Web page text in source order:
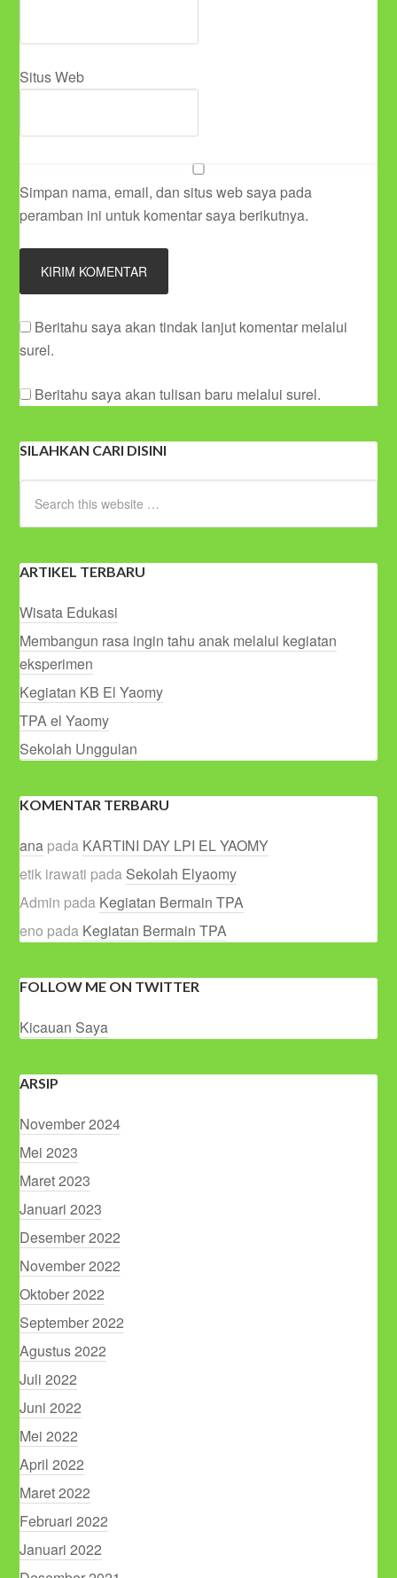
Situs Web
Simpan nama, email, dan situs web saya pada
peramban ini untuk komentar saya berikutnya.
Beritahu saya akan tindak lanjut komentar melalui
surel.
Beritahu saya akan tulisan baru melalui surel.
SILAHKAN CARI DISINI
ARTIKEL TERBARU
Wisata Edukasi
Membangun rasa ingin tahu anak melalui kegiatan
eksperimen
Kegiatan KB El Yaomy
TPA el Yaomy
Sekolah Unggulan
KOMENTAR TERBARU
ana pada KARTINI DAY LPI EL YAOMY
etik irawati pada Sekolah Elyaomy
Admin pada Kegiatan Bermain TPA
eno pada Kegiatan Bermain TPA
FOLLOW ME ON TWITTER
Kicauan Saya
ARSIP
November 2024
Mei 2023
Maret 2023
Januari 2023
Desember 2022
November 2022
Oktober 2022
September 2022
Agustus 2022
Juli 2022
Juni 2022
Mei 2022
April 2022
Maret 2022
Februari 2022
Januari 2022